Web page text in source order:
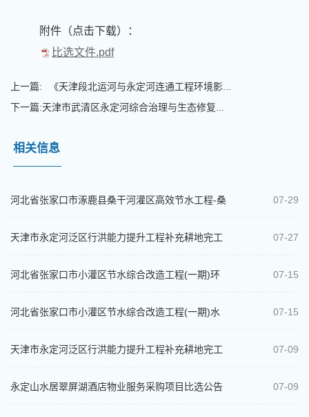
附件（点击下载）：
比选文件.pdf
上一篇:
《天津段北运河与永定河连通工程环境影...
下一篇:天津市武清区永定河综合治理与生态修复...
相关信息
河北省张家口市涿鹿县桑干河灌区高效节水工程-桑
07-29
天津市永定河泛区行洪能力提升工程补充耕地完工
07-27
河北省张家口市小灌区节水综合改造工程(一期)环
07-15
河北省张家口市小灌区节水综合改造工程(一期)水
07-15
天津市永定河泛区行洪能力提升工程补充耕地完工
07-09
永定山水居翠屏湖酒店物业服务采购项目比选公告 07-09